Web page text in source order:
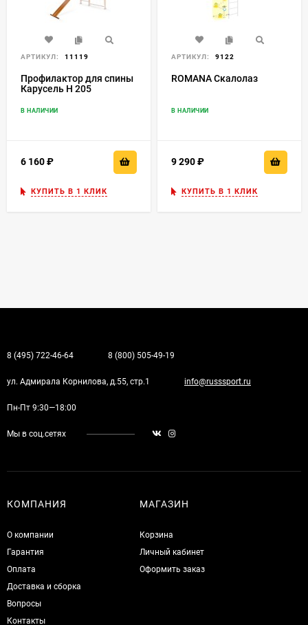
АРТИКУЛ: 11119
Профилактор для спины
Карусель Н 205
В НАЛИЧИИ
6 160
КУПИТЬ В 1 КЛИК
АРТИКУЛ: 9122
ROMANA Скалолаз
В НАЛИЧИИ
9 290
КУПИТЬ В 1 КЛИК
8 (495) 722-46-64 8 (800) 505-49-19
ул. Адмирала Корнилова, д.55, стр.1 info@russsport.ru
Пн-Пт 9:30—18:00
Мы в соц.сетях
КОМПАНИЯ
О компании
Гарантия
Оплата
Доставка и сборка
Вопросы
Контакты
МАГАЗИН
Корзина
Личный кабинет
Оформить заказ